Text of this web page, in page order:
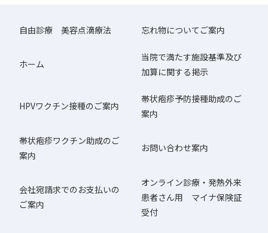
自由診療 美容点滴療法 忘れ物についてご案内
ホーム
当院で満たす施設基準及び
加算に関する掲示
HPVワクチン接種のご案内
帯状疱疹予防接種助成のご
案内
帯状疱疹ワクチン助成のご
案内
お問い合わせ案内
会社宛請求でのお支払いの
ご案内
オンライン診療・発熱外来
患者さん用 マイナ保険証
受付